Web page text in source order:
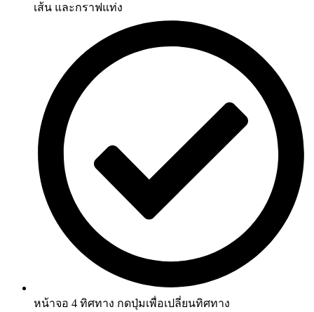
เส้น และกราฟแท่ง
หน้าจอ 4 ทิศทาง กดปุ่มเพื่อเปลี่ยนทิศทาง